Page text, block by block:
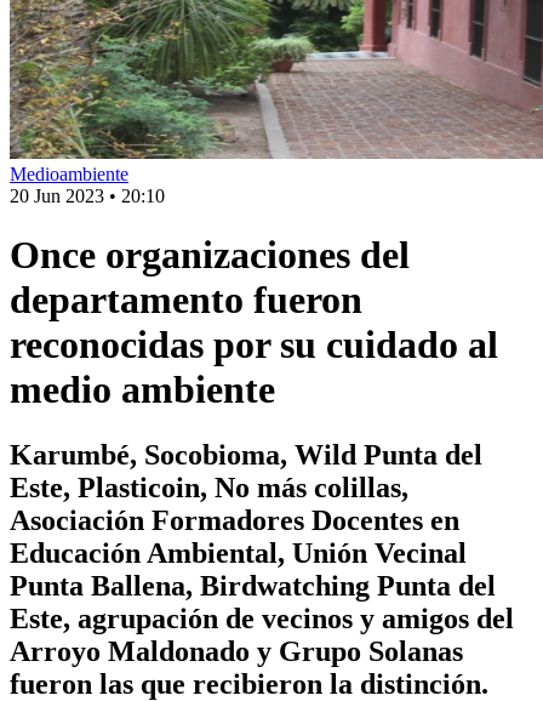
Medioambiente
20 Jun 2023 • 20:10
Once organizaciones del
departamento fueron
reconocidas por su cuidado al
medio ambiente
Karumbé, Socobioma, Wild Punta del
Este, Plasticoin, No más colillas,
Asociación Formadores Docentes en
Educación Ambiental, Unión Vecinal
Punta Ballena, Birdwatching Punta del
Este, agrupación de vecinos y amigos del
Arroyo Maldonado y Grupo Solanas
fueron las que recibieron la distinción.